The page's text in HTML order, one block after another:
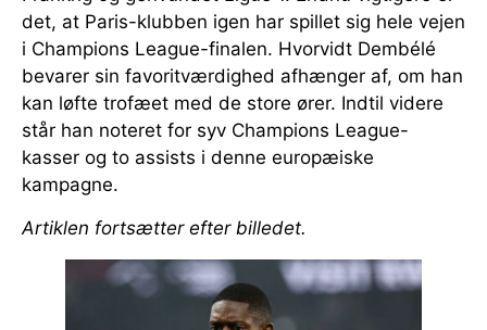
det, at Paris-klubben igen har spillet sig hele vejen
i Champions League-finalen. Hvorvidt Dembélé
bevarer sin favoritværdighed afhænger af, om han
kan løfte trofæet med de store ører. Indtil videre
står han noteret for syv Champions League-
kasser og to assists i denne europæiske
kampagne.
Artiklen fortsætter efter billedet.